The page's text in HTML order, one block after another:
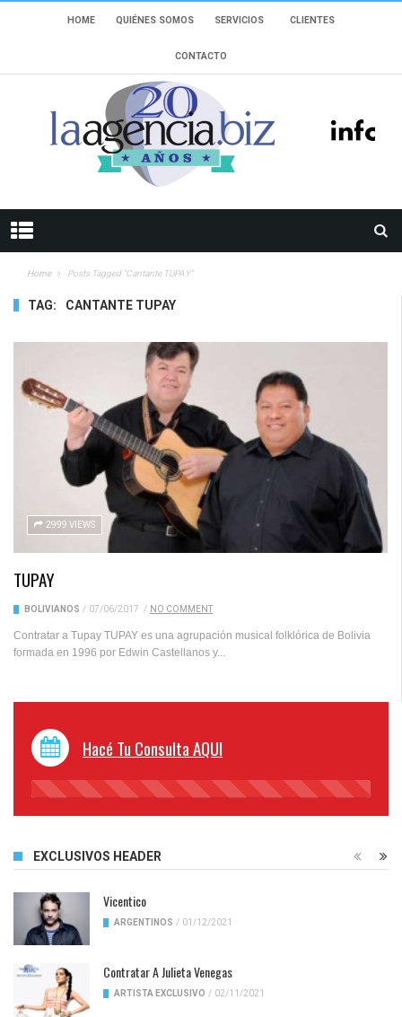
HOME QUIÉNES SOMOS SERVICIOS CLIENTES
CONTACTO
Home Posts Tagged "cantante TUPAY"
TAG: CANTANTE TUPAY
2999 VIEWS
TUPAY
BOLIVIANOS / 07/06/2017 / NO COMMENT
Contratar a Tupay TUPAY es una agrupación musical folklórica de Bolivia
formada en 1996 por Edwin Castellanos y...
Hacé Tu Consulta AQUI
45%
EXCLUSIVOS HEADER
Vicentico
ARGENTINOS / 01/12/2021
Contratar A Julieta Venegas
ARTISTA EXCLUSIVO / 02/11/2021